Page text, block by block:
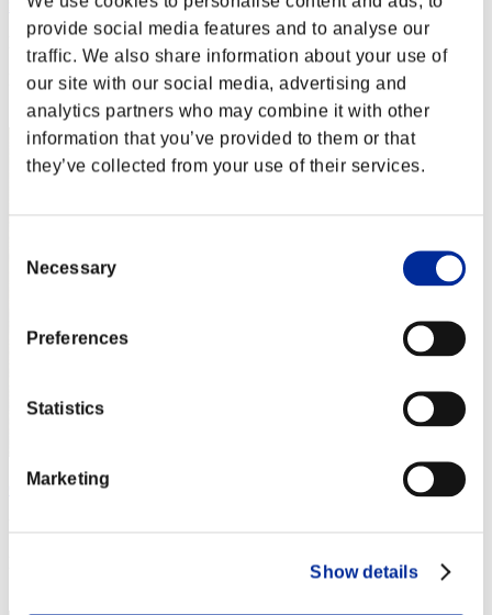
provide social media features and to analyse our
traffic. We also share information about your use of
our site with our social media, advertising and
analytics partners who may combine it with other
information that you’ve provided to them or that
they’ve collected from your use of their services.
Selection
Necessary
Preferences
Statistics
Marketing
Show details
nwk000063
Puntos:Lv:1/04'06"59
Posición
2
Crown of R